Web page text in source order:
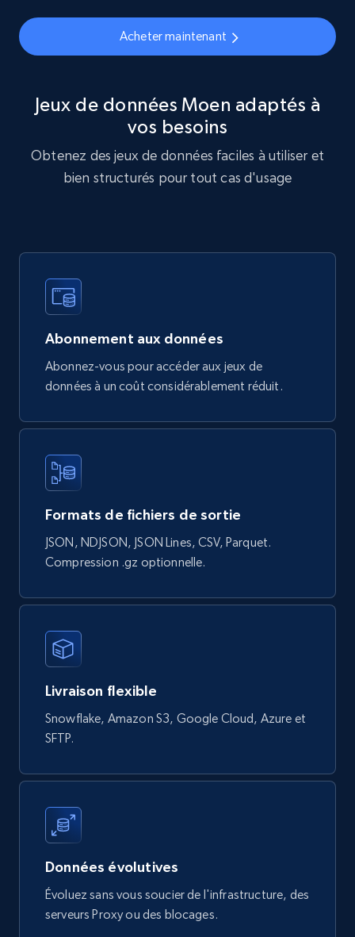
Naver products
URL, Product id, Title, Original price, Final price,
839+
Google Shopping products search US
Currency, Rating, Reviews count, and more.
eCommerce
823+ 40+ Buy Now
Initial price, Discount, Final price, and more.
eCommerce
822+ 80+ Buy Now
Product url, Category url, Part number,
Description, Manufacturer, Manufacturer url,
Datasheet url, Rohs compliant, and more.
eCommerce
Acheter maintenant
Jeux de données Moen adaptés à
vos besoins
Obtenez des jeux de données faciles à utiliser et
bien structurés pour tout cas d'usage
Abonnement aux données
Abonnez-vous pour accéder aux jeux de
données à un coût considérablement réduit.
Formats de fichiers de sortie
JSON, NDJSON, JSON Lines, CSV, Parquet.
Compression .gz optionnelle.
Livraison flexible
Snowflake, Amazon S3, Google Cloud, Azure et
SFTP.
Données évolutives
Évoluez sans vous soucier de l'infrastructure, des
serveurs Proxy ou des blocages.